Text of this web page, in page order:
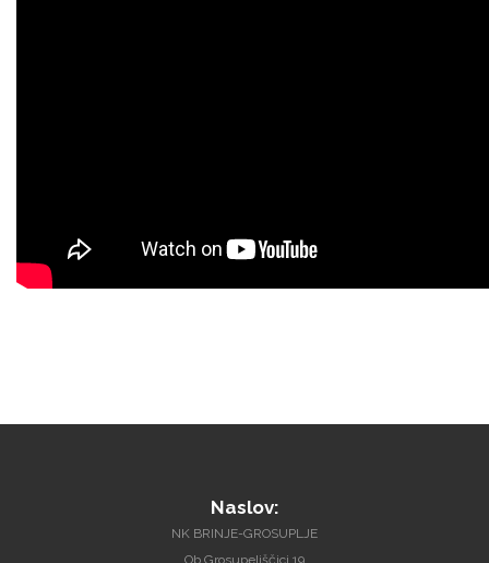
Naslov:
NK BRINJE-GROSUPLJE
Ob Grosupeljščici 19